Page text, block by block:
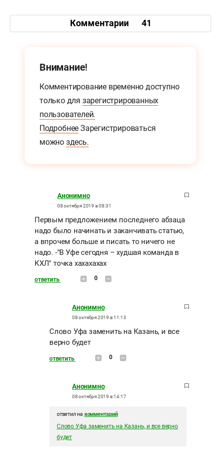
Комментарии 41
Внимание!
Комментирование временно доступно
только для зарегистрированных
пользователей.
Подробнее Зарегистрироваться
можно здесь.
Анонимно
08 октября 2019 в 08:31
Первым предложением последнего абзаца
надо было начинать и заканчивать статью,
а впрочем больше и писать то ничего не
надо. -"В Уфе сегодня – худшая команда в
КХЛ" точка хахахахах
ответить 0
Анонимно
08 октября 2019 в 11:13
Слово Уфа заменить на Казань, и все
верно будет
ответить 0
Анонимно
08 октября 2019 в 14:17
ответил на комментарий
Слово Уфа заменить на Казань, и все верно
будет